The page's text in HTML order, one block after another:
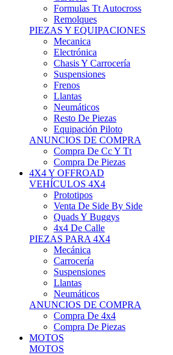
Remolques
PIEZAS Y EQUIPACIONES
Mecanica
Electrónica
Chasis Y Carrocería
Suspensiones
Frenos
Llantas
Neumáticos
Resto De Piezas
Equipación Piloto
ANUNCIOS DE COMPRA
Compra De Cc Y Tt
Compra De Piezas
4X4 Y OFFROAD
VEHÍCULOS 4X4
Prototipos
Venta De Side By Side
Quads Y Buggys
4x4 De Calle
PIEZAS PARA 4X4
Mecánica
Carrocería
Suspensiones
Llantas
Neumáticos
ANUNCIOS DE COMPRA
Compra De 4x4
Compra De Piezas
MOTOS
MOTOS
Motos De Circuito